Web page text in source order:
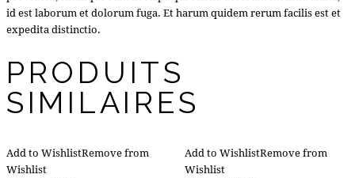
id est laborum et dolorum fuga. Et harum quidem rerum facilis est et
expedita distinctio.
PRODUITS
SIMILAIRES
Add to WishlistRemove from
Wishlist
Add to WishlistRemove from
Wishlist